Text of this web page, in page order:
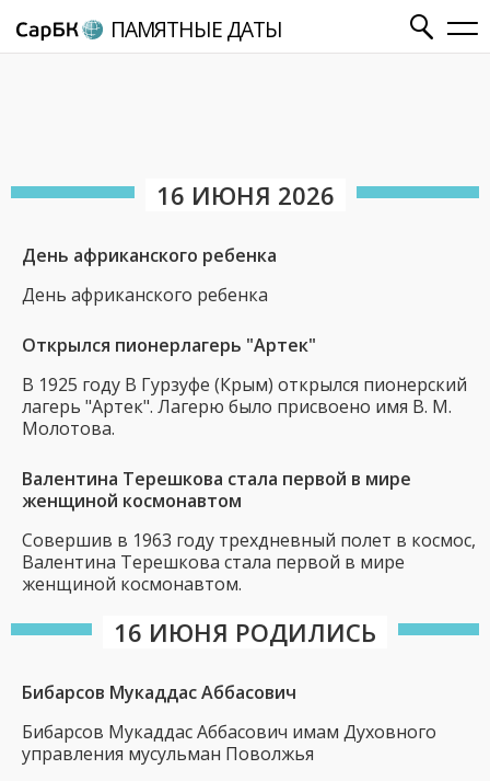
ПАМЯТНЫЕ ДАТЫ
16 ИЮНЯ 2026
День африканского ребенка
День африканского ребенка
Открылся пионерлагерь "Артек"
В 1925 году В Гурзуфе (Крым) открылся пионерский
лагерь "Артек". Лагерю было присвоено имя В. М.
Молотова.
Валентина Терешкова стала первой в мире
женщиной космонавтом
Совершив в 1963 году трехдневный полет в космос,
Валентина Терешкова стала первой в мире
женщиной космонавтом.
16 ИЮНЯ РОДИЛИСЬ
Бибарсов Мукаддас Аббасович
Бибарсов Мукаддас Аббасович имам Духовного
управления мусульман Поволжья